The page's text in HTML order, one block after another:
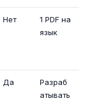
Нет
1 PDF на
язык
Да
Разраб
атывать